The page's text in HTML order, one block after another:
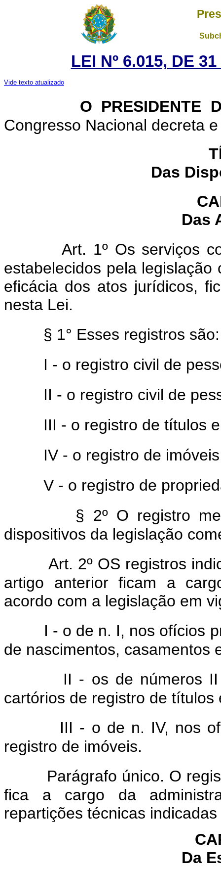
LEI Nº 6.015, DE
Vide texto atualizado
O PRESIDENTE
Congresso Nacional decreta
Das
Das
Art. 1º Os serviços
estabelecidos pela
eficácia dos atos jurídicos,
nesta Lei.
§ 1° Esses registros são:
I - o registro civil de
II - o registro civil de
III - o registro de títulos
IV - o registro de
V - o registro de
§ 2º O registro
dispositivos da legislação
Art. 2º OS registros
artigo anterior ficam a
acordo com a legislação em
I - o de n. I, nos ofícios
de nascimentos, casamentos
II - os de números
cartórios de registro de títulos
III - o de n. IV, nos
registro de imóveis.
Parágrafo único. O
fica a cargo da
repartições técnicas
Da